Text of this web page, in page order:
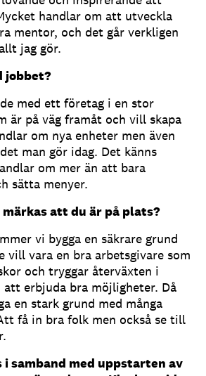
handlar om att utveckla
mentor, och det går verkligen
jag gör.
jobbet?
med ett företag i en stor
är på väg framåt och vill skapa
om nya enheter men även
man gör idag. Det känns
om mer än att bara
sätta menyer.
att du är på plats?
vi bygga en säkrare grund
vill vara en bra arbetsgivare som
och tryggar återväxten i
att erbjuda bra möjligheter. Då
en stark grund med många
få in bra folk men också se till
i samband med uppstarten av